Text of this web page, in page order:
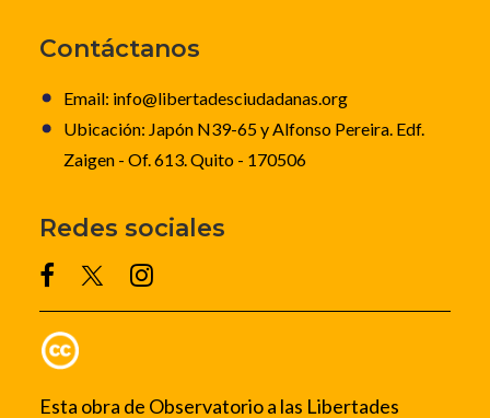
Contáctanos
Email: info@libertadesciudadanas.org
Ubicación: Japón N39-65 y Alfonso Pereira. Edf.
Zaigen - Of. 613. Quito - 170506
Redes sociales
Esta obra de Observatorio a las Libertades